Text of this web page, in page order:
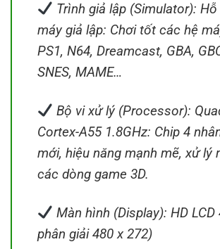
Trình giả lập (Simulator):
máy giả lập: Chơi tốt các hệ
PS1, N64, Dreamcast, GBA,
SNES, MAME…
Bộ vi xử lý (Processor):
Cortex-A55 1.8GHz: Chip 4
mới, hiệu năng mạnh mẽ, xử lý
các dòng game 3D.
Màn hình (Display): HD
phân giải 480 x 272)